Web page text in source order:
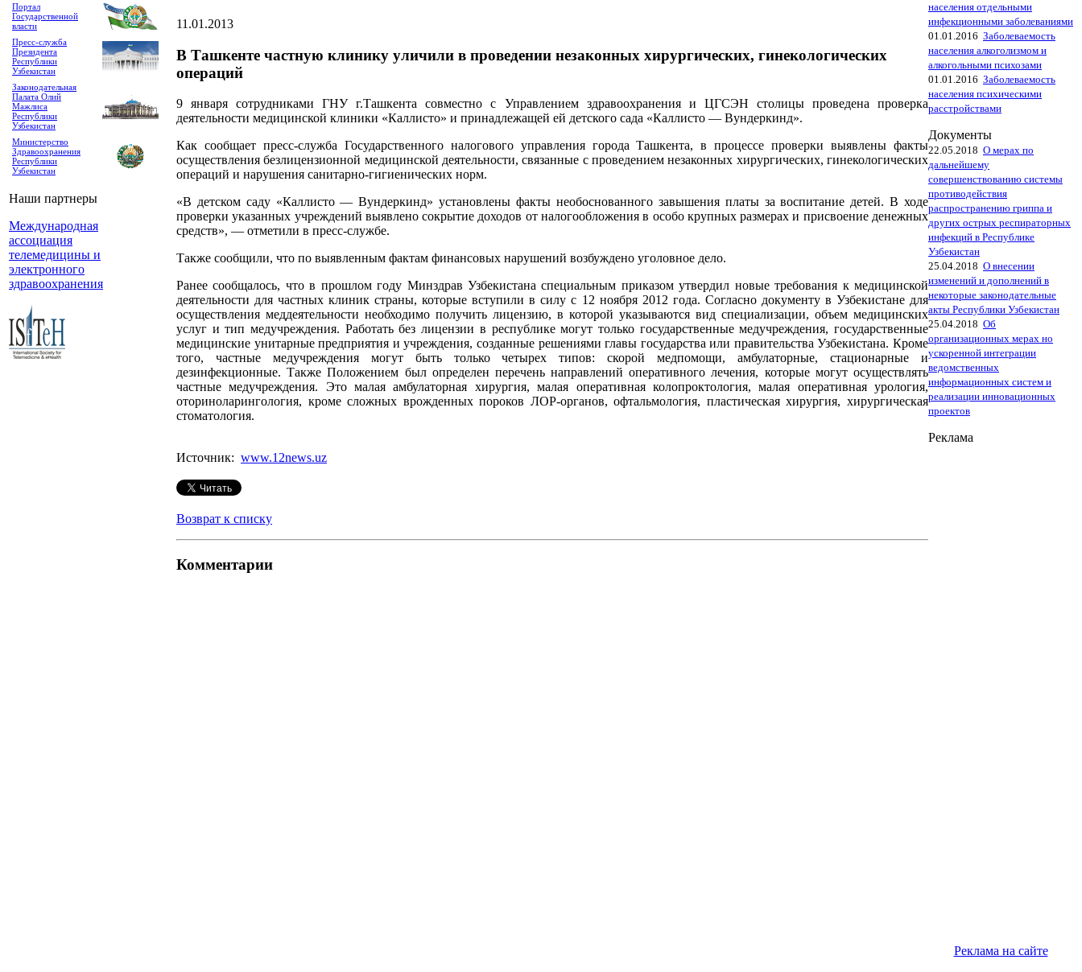
Портал
Государственной
власти
Пресс-служба
Президента
Республики
Узбекистан
Законодательная
Палата Олий
Мажлиса
Республики
Узбекистан
Министерство
Здравоохранения
Республики
Узбекистан
Наши партнеры
Международная
ассоциация
телемедицины и
электронного
здравоохранения
11.01.2013
В Ташкенте частную клинику уличили в проведении незаконных хирургических, гинекологических
операций
9 января сотрудниками ГНУ г.Ташкента совместно с Управлением здравоохранения и ЦГСЭН столицы проведена проверка
деятельности медицинской клиники «Каллисто» и принадлежащей ей детского сада «Каллисто — Вундеркинд».
Как сообщает пресс-служба Государственного налогового управления города Ташкента, в процессе проверки выявлены факты
осуществления безлицензионной медицинской деятельности, связанные с проведением незаконных хирургических, гинекологических
операций и нарушения санитарно-гигиенических норм.
«В детском саду «Каллисто — Вундеркинд» установлены факты необоснованного завышения платы за воспитание детей. В ходе
проверки указанных учреждений выявлено сокрытие доходов от налогообложения в особо крупных размерах и присвоение денежных
средств», — отметили в пресс-службе.
Также сообщили, что по выявленным фактам финансовых нарушений возбуждено уголовное дело.
Ранее сообщалось, что в прошлом году Минздрав Узбекистана специальным приказом утвердил новые требования к медицинской
деятельности для частных клиник страны, которые вступили в силу с 12 ноября 2012 года. Согласно документу в Узбекистане для
осуществления меддеятельности необходимо получить лицензию, в которой указываются вид специализации, объем медицинских
услуг и тип медучреждения. Работать без лицензии в республике могут только государственные медучрежде­ния, государственные
медицинские унитарные предприятия и учреждения, созданные решениями главы государства или правительства Узбекистана. Кроме
того, частные медучреждения могут быть только четырех типов: скорой медпомощи, амбулаторные, стационарные и
дезинфекционные. Также Положением был определен перечень направлений оперативного лечения, которые могут осуществлять
частные медучреждения. Это малая амбулаторная хирургия, малая оперативная колопроктология, малая оперативная урология,
оторинолар­ингология, кроме сложных врожденных пороков ЛОР-органов, офтальмология, пластическая хирургия, хирургическая
стоматология.
Источник: www.12news.uz
Возврат к списку
Комментарии
населения отдельными
инфекционными заболеваниями
01.01.2016 Заболеваемость
населения алкоголизмом и
алкогольными психозами
01.01.2016 Заболеваемость
населения психическими
расстройствами
Документы
22.05.2018 О мерах по
дальнейшему
совершенствованию системы
противодействия
распространению гриппа и
других острых респираторных
инфекций в Республике
Узбекистан
25.04.2018 О внесении
изменений и дополнений в
некоторые законодательные
акты Республики Узбекистан
25.04.2018 Об
организационных мерах но
ускоренной интеграции
ведомственных
информационных систем и
реализации инновационных
проектов
Реклама
Реклама на сайте